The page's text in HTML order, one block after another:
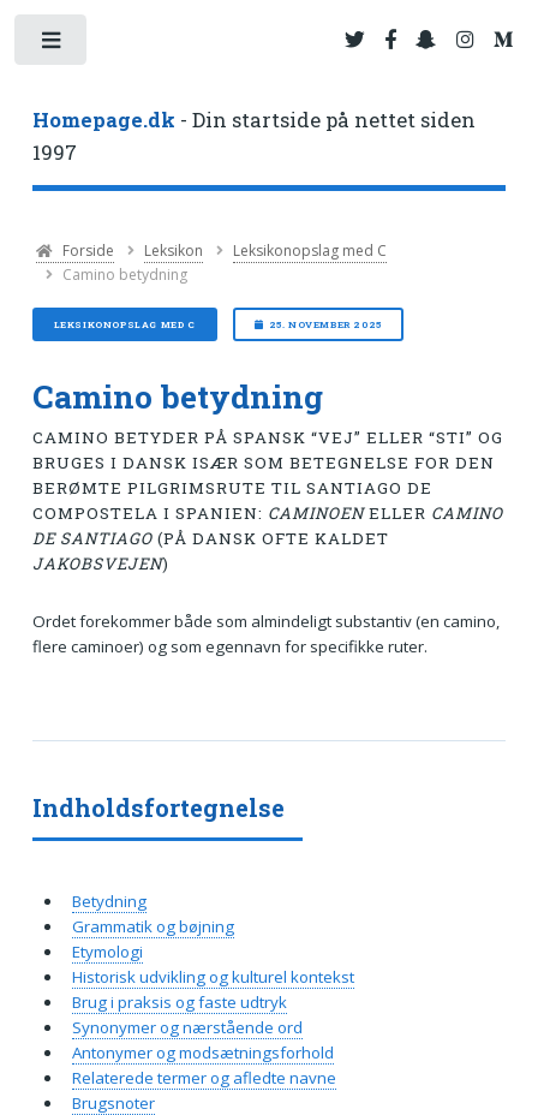
Homepage.dk - Din startside på nettet siden
1997
Forside Leksikon
Leksikonopslag med C
Camino betydning
LEKSIKONOPSLAG MED C 25. NOVEMBER 2025
Camino betydning
CAMINO BETYDER PÅ SPANSK “VEJ” ELLER “STI” OG
BRUGES I DANSK ISÆR SOM BETEGNELSE FOR DEN
BERØMTE PILGRIMSRUTE TIL SANTIAGO DE
COMPOSTELA I SPANIEN: CAMINOENELLER CAMINO
DE SANTIAGO(PÅ DANSK OFTE KALDET
JAKOBSVEJEN)
Ordet forekommer både som almindeligt substantiv (en camino,
flere caminoer) og som egennavn for specifikke ruter.
Indholdsfortegnelse
Betydning
Grammatik og bøjning
Etymologi
Historisk udvikling og kulturel kontekst
Brug i praksis og faste udtryk
Synonymer og nærstående ord
Antonymer og modsætningsforhold
Relaterede termer og afledte navne
Brugsnoter